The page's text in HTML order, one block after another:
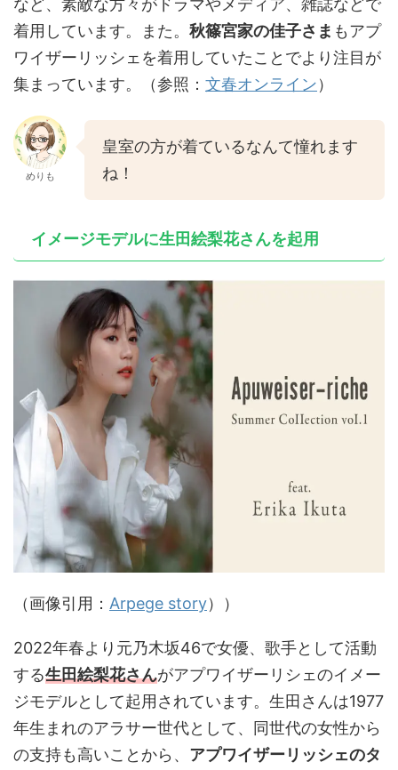
など、素敵な方々がドラマやメディア、雑誌などで
着用しています。また。 秋篠宮家の佳子さま もアプ
ワイザーリッシェを着用していたことでより注目が
集まっています。（参照： 文春オンライン）
めりも
皇室の方が着ているなんて憧れます
ね！
イメージモデルに生田絵梨花さんを起用
（画像引用： Arpege story））
2022年春より元乃木坂46で女優、歌手として活動
する生田絵梨花さんがアプワイザーリシェのイメー
ジモデルとして起用されています。生田さんは1977
年生まれのアラサー世代として、同世代の女性から
の支持も高いことから、 アプワイザーリッシェのタ